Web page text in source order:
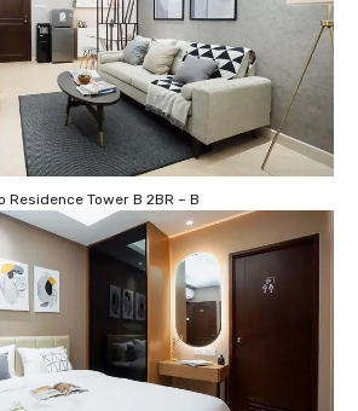
Residence Tower B 2BR – B